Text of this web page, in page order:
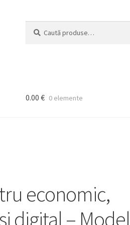
după:
0.00 € 0 elemente
economic,
digital – Model